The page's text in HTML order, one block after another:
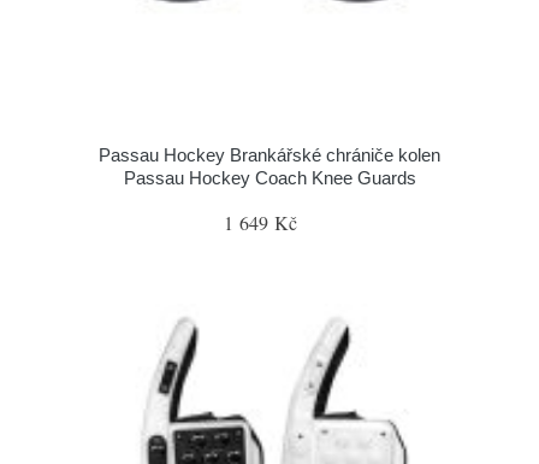
Passau Hockey Brankářské chrániče kolen
Passau Hockey Coach Knee Guards
1 649 Kč